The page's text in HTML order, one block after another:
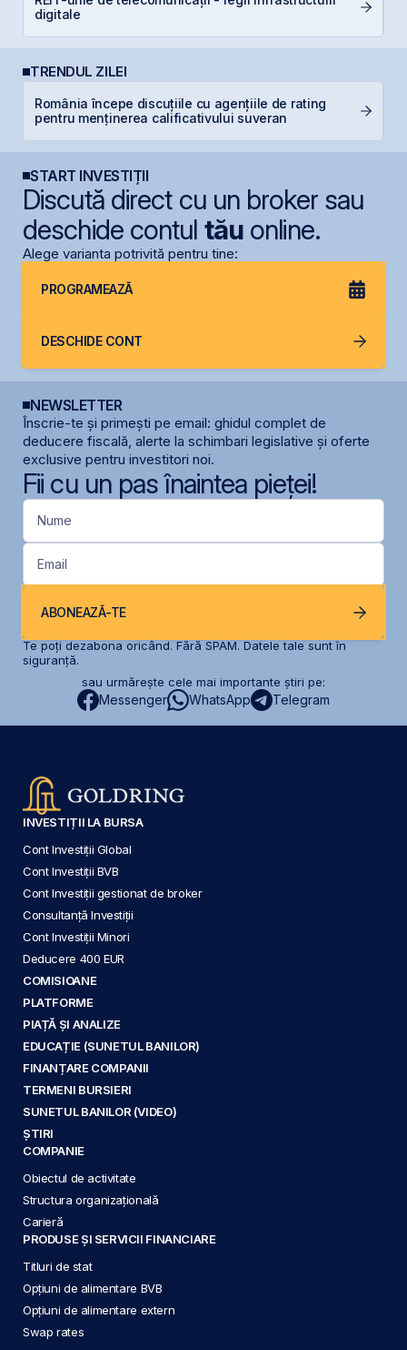
digitale
TRENDUL ZILEI
România începe discuțiile cu agențiile de rating
pentru menținerea calificativului suveran
START INVESTIȚII
Discută direct cu un broker sau
deschide contul tăuonline.
Alege varianta potrivită pentru tine:
PROGRAMEAZĂ
DESCHIDE CONT
NEWSLETTER
Înscrie-te și primești pe email: ghidul complet de
deducere fiscală, alerte la schimbari legislative și oferte
exclusive pentru investitori noi.
Fii cu un pas înaintea pieței!
Nume
Email
ABONEAZĂ-TE
Te poți dezabona oricând. Fără SPAM. Datele tale sunt în
siguranță.
sau urmărește cele mai importante știri pe:
Messenger WhatsApp Telegram
INVESTIȚII LA BURSA
Cont Investiții Global
Cont Investiții BVB
Cont Investiții gestionat de broker
Consultanță Investiții
Cont Investiții Minori
Deducere 400 EUR
COMISIOANE
PLATFORME
PIAȚĂ ȘI ANALIZE
EDUCAȚIE (SUNETUL BANILOR)
FINANȚARE COMPANII
TERMENI BURSIERI
SUNETUL BANILOR (VIDEO)
ȘTIRI
COMPANIE
Obiectul de activitate
Structura organizațională
Carieră
PRODUSE ȘI SERVICII FINANCIARE
Titluri de stat
Opțiuni de alimentare BVB
Opțiuni de alimentare extern
Swap rates